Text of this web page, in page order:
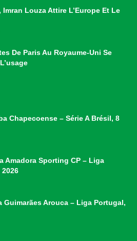
Louza Attire L’Europe Et Le
De Paris Au Royaume-Uni Se
Chapecoense – Série A Brésil, 8
Amadora Sporting CP – Liga
Guimarães Arouca – Liga Portugal,